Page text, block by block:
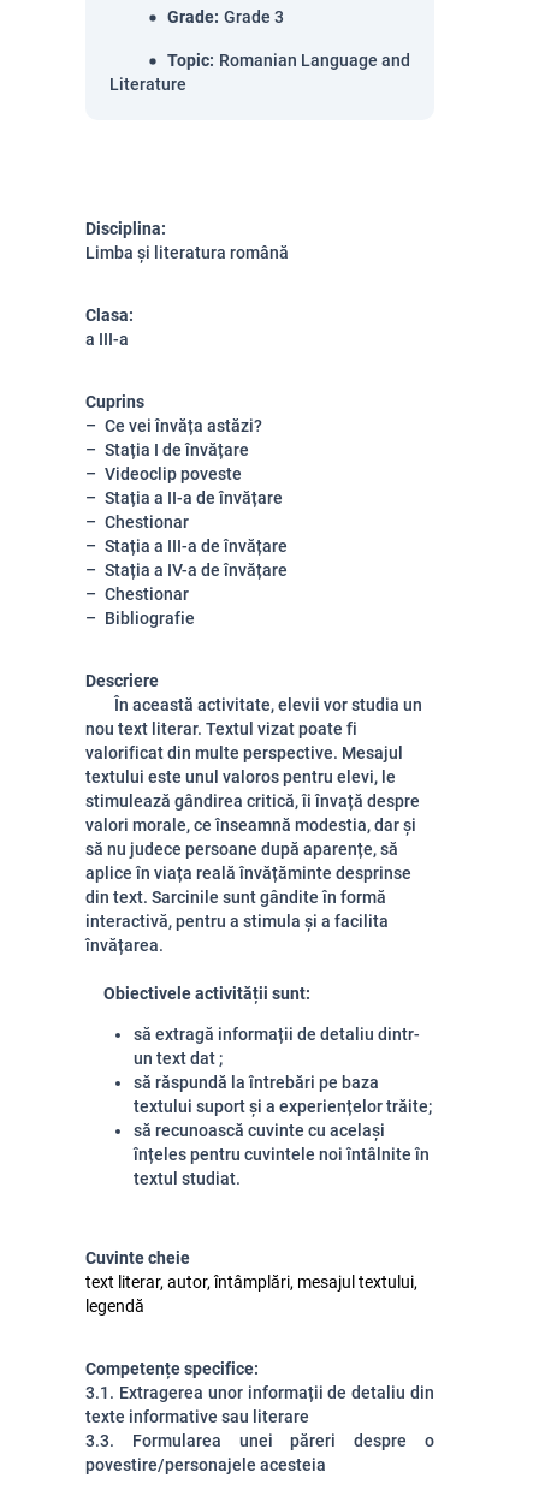
Grade: Grade 3
Topic: Romanian Language and
Literature
Disciplina:
Limba și literatura română
Clasa:
a III-a
Cuprins
Ce vei învăța astăzi?
Stația I de învățare
Videoclip poveste
Stația a II-a de învățare
Chestionar
Stația a III-a de învățare
Stația a IV-a de învățare
Chestionar
Bibliografie
Descriere
În această activitate, elevii vor studia un
nou text literar. Textul vizat poate fi
valorificat din multe perspective. Mesajul
textului este unul valoros pentru elevi, le
stimulează gândirea critică, îi învață despre
valori morale, ce înseamnă modestia, dar și
să nu judece persoane după aparențe, să
aplice în viața reală învățăminte desprinse
din text. Sarcinile sunt gândite în formă
interactivă, pentru a stimula și a facilita
învățarea.
Obiectivele activității sunt:
să extragă informații de detaliu dintr-
un text dat ;
să răspundă la întrebări pe baza
textului suport și a experiențelor trăite;
să recunoască cuvinte cu același
înțeles pentru cuvintele noi întâlnite în
textul studiat.
Cuvinte cheie
text literar, autor, întâmplări, mesajul textului,
legendă
Competențe specifice:
3.1. Extragerea unor informații de detaliu din
texte informative sau literare
3.3. Formularea unei păreri despre o
povestire/personajele acesteia